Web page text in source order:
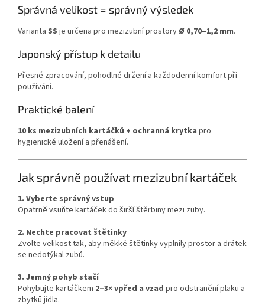
Správná velikost = správný výsledek
Varianta SS je určena pro mezizubní prostory Ø 0,70–1,2 mm.
Japonský přístup k detailu
Přesné zpracování, pohodlné držení a každodenní komfort při
používání.
Praktické balení
10 ks mezizubních kartáčků + ochranná krytka pro
hygienické uložení a přenášení.
Jak správně používat mezizubní kartáček
1. Vyberte správný vstup
Opatrně vsuňte kartáček do širší štěrbiny mezi zuby.
2. Nechte pracovat štětinky
Zvolte velikost tak, aby měkké štětinky vyplnily prostor a drátek
se nedotýkal zubů.
3. Jemný pohyb stačí
Pohybujte kartáčkem 2–3× vpřed a vzad pro odstranění plaku a
zbytků jídla.